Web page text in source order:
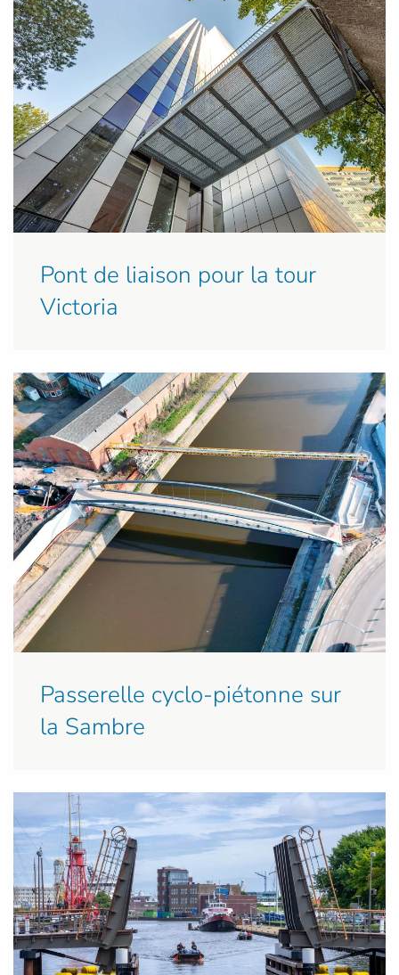
Pont de liaison pour la tour
Victoria
Passerelle cyclo-piétonne sur
la Sambre